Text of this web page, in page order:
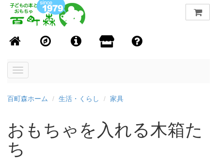
Toggle
百町森ホーム 生活・くらし 家具
おもちゃを入れる木箱た
ち